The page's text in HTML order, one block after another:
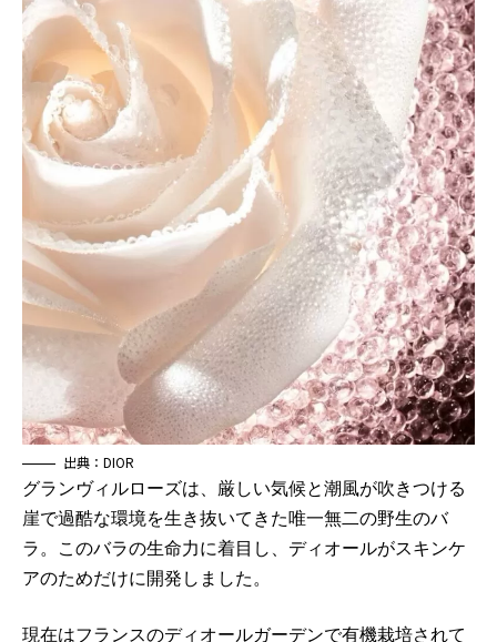
出典：DIOR
グランヴィルローズは、厳しい気候と潮風が吹きつける
崖で過酷な環境を生き抜いてきた唯一無二の野生のバ
ラ。このバラの生命力に着目し、ディオールがスキンケ
アのためだけに開発しました。
現在はフランスのディオールガーデンで有機栽培されて